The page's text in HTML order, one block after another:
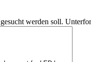
werden soll.